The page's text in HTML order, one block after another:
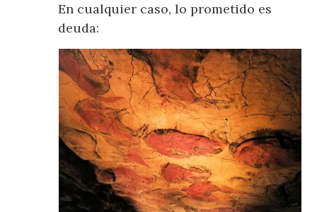
En cualquier caso, lo prometido es
deuda: